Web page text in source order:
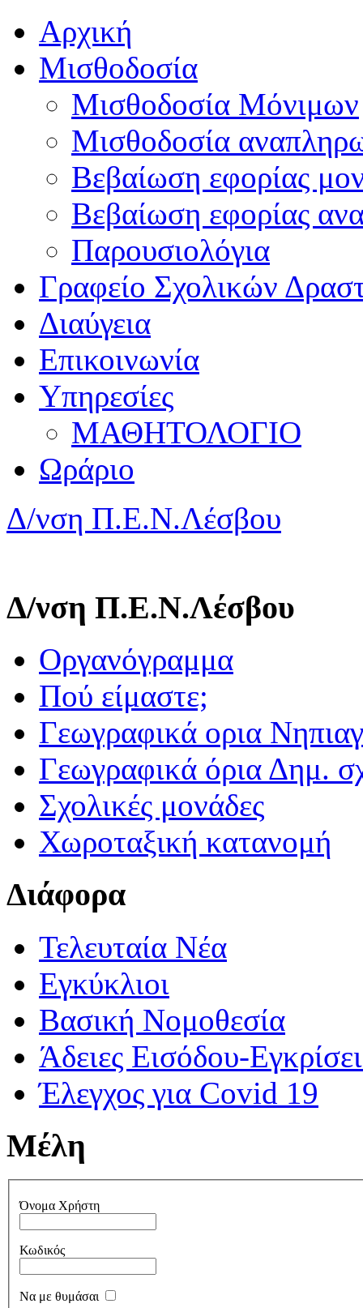
Αρχική
Μισθοδοσία
Μισθοδοσία Μόνιμων
Μισθοδοσία
Βεβαίωση εφορίας
Βεβαίωση εφορίας
Παρουσιολόγια
Γραφείο Σχολικών
Διαύγεια
Επικοινωνία
Υπηρεσίες
ΜΑΘΗΤΟΛΟΓΙΟ
Ωράριο
Δ/νση Π.Ε.Ν.Λέσβου
Δ/νση Π.Ε.Ν.Λέσβου
Οργανόγραμμα
Πού είμαστε;
Γεωγραφικά ορια
Γεωγραφικά όρια Δημ.
Σχολικές μονάδες
Χωροταξική κατανομή
Διάφορα
Τελευταία Νέα
Εγκύκλιοι
Βασική Νομοθεσία
Άδειες Εισόδου-
Έλεγχος για Covid 19
Μέλη
Όνομα Χρήστη
Κωδικός
Να με θυμάσαι